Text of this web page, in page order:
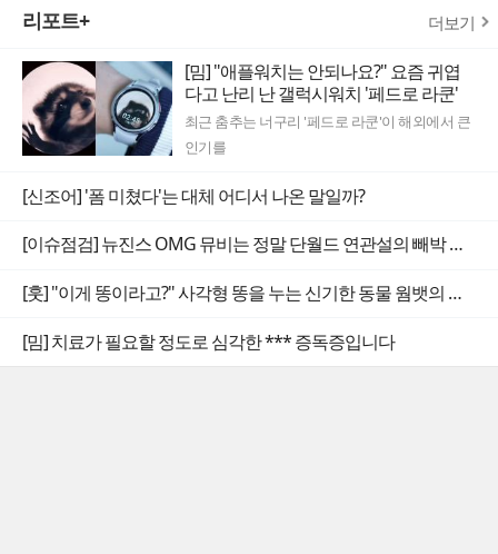
리포트+ 더보기
[밈] "애플워치는 안되나요?" 요즘 귀엽
다고 난리 난 갤럭시워치 '페드로 라쿤'
최근 춤추는 너구리 '페드로 라쿤'이 해외에서 큰
인기를
[신조어] '폼 미쳤다'는 대체 어디서 나온 말일까?
[이슈점검] 뉴진스 OMG 뮤비는 정말 단월드 연관설의 빼박 증거일까
[훗] "이게 똥이라고?" 사각형 똥을 누는 신기한 동물 웜뱃의 비밀
[밈] 치료가 필요할 정도로 심각한 *** 증독증입니다